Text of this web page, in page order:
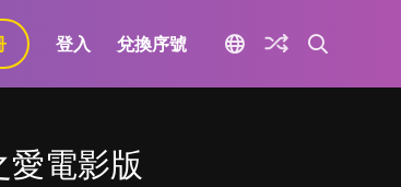
登入 兌換序號
愛電影版